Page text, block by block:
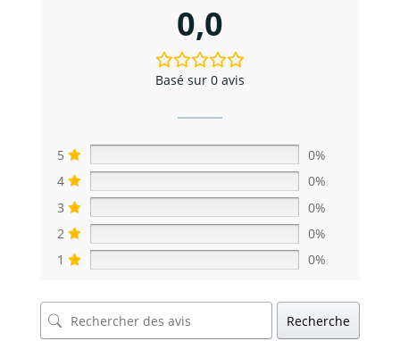
0,0
Basé sur 0 avis
5
0%
4
0%
3
0%
2
0%
1
0%
Recherche